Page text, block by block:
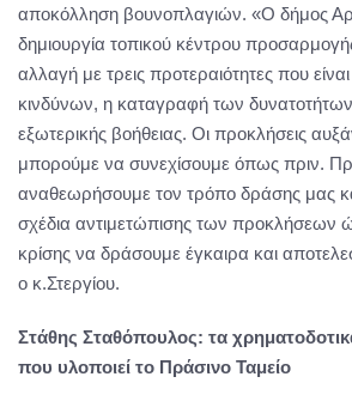
αποκόλληση βουνοπλαγιών. «Ο δήμος
δημιουργία τοπικού κέντρου
αλλαγή με τρεις προτεραιότητες που
κινδύνων, η καταγραφή των
εξωτερικής βοήθειας. Οι προκλήσεις
μπορούμε να συνεχίσουμε όπως πριν.
αναθεωρήσουμε τον τρόπο δράσης μας
σχέδια αντιμετώπισης των προκλήσεων
κρίσης να δράσουμε έγκαιρα και
ο κ.Στεργίου.
Στάθης Σταθόπουλος: τα
που υλοποιεί το Πράσινο Ταμείο